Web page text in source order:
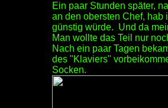
Ein paar Stunden später,
an den obersten Chef,
günstig würde. Und da
Man wollte das Teil nur
Nach ein paar Tagen
des "Klaviers"
Socken.